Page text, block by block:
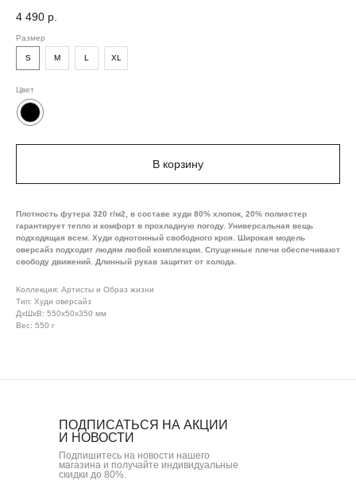
4 490 р.
Размер
S M L XL
Цвет
В корзину
Плотность футера 320 г/м2, в составе худи 80% хлопок, 20% полиэстер
гарантирует тепло и комфорт в прохладную погоду. Универсальная вещь
подходящая всем. Худи однотонный свободного кроя. Широкая модель
оверсайз подходит людям любой комплекции. Спущенные плечи обеспечивают
свободу движений. Длинный рукав защитит от холода.
Коллекция: Артисты и Образ жизни
Тип: Худи оверсайз
ДxШxВ: 550x50x350 мм
Вес: 550 г
ПОДПИСАТЬСЯ НА АКЦИИ
И НОВОСТИ
Подпишитесь на новости нашего
магазина и получайте индивидуальные
скидки до 80%.